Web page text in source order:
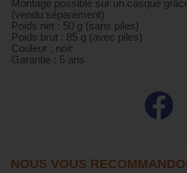
Montage possible sur un casque
(vendu séparément)
Poids net : 50 g (sans piles)
Poids brut : 85 g (avec piles)
Couleur : noir
Garantie : 5 ans
NOUS VOUS